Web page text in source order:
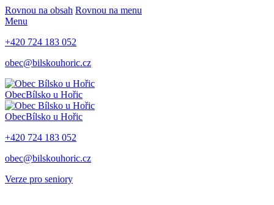
Rovnou na obsah Rovnou na menu
Menu
+420 724 183 052
obec@bilskouhoric.cz
ObecBílsko u Hořic
ObecBílsko u Hořic
+420 724 183 052
obec@bilskouhoric.cz
Verze pro seniory